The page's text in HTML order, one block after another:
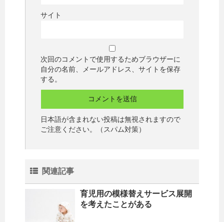
サイト
次回のコメントで使用するためブラウザーに
自分の名前、メールアドレス、サイトを保存
する。
日本語が含まれない投稿は無視されますので
ご注意ください。（スパム対策）
関連記事
育児用の模様替えサービス展開
を考えたことがある